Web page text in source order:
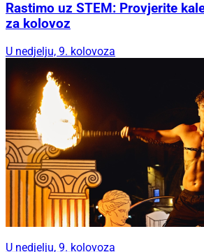
Rastimo uz STEM: Provjerite
za kolovoz
U nedjelju, 9. kolovoza
U nedjelju, 9. kolovoza